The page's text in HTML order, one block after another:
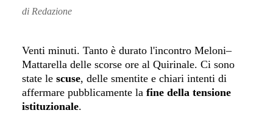
di Redazione
Venti minuti. Tanto è durato l'incontro Meloni–
Mattarella delle scorse ore al Quirinale. Ci sono
state le scuse, delle smentite e chiari intenti di
affermare pubblicamente la fine della tensione
istituzionale.